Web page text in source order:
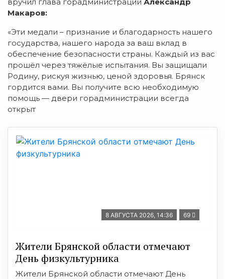
Макаров:
«Эти медали – признание и благодарность нашего
государства, нашего народа за ваш вклад в
обеспечение безопасности страны. Каждый из вас
прошёл через тяжёлые испытания. Вы защищали
Родину, рискуя жизнью, ценой здоровья. Брянск
гордится вами. Вы получите всю необходимую
помощь — двери горадминистрации всегда
открыт
8 АВГУСТА 2026, 14:36 69
Жители Брянской области отмечают
День физкультурника
Жители Брянской области отмечают День